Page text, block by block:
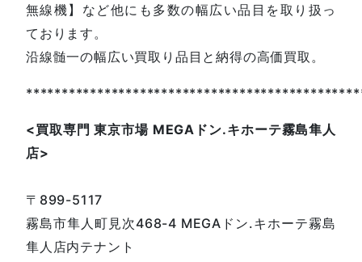
無線機】など他にも多数の幅広い品目を取り扱っ
ております。
沿線髄一の幅広い買取り品目と納得の高価買取。
<買取専門 東京市場 MEGA ドン.キホーテ霧島隼人
店>
〒899-5117
霧島市隼人町見次468-4 MEGAドン.キホーテ霧島
隼人店内テナント